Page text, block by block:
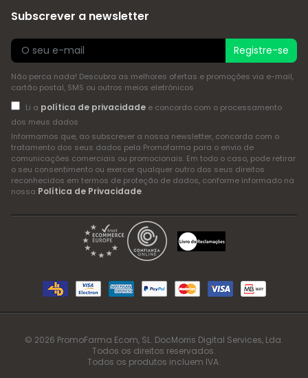
Subscrever a newsletter
Registre-se
Não perca nada! Descubra as melhores ofertas e promoções via e-mail,
cartão postal, SMS ou outros meios eletrónicos
Li a política de privacidadee concordo com o processamento
dos meus dados
Informamos que, ao subscrever a nossa newsletter, concorda com o
tratamento dos seus dados pela Promofarma para o envio de
comunicações comerciais ou promocionais. Em todo o caso, pode retirar
o seu consentimento ou exercer qualquer outro dos seus direitos
reconhecidos em termos de proteção de dados, conforme informado na
nossa Política de Privacidade.
© 2026 PromoFarma Ecom, SL. DocMorris Digital Services, Lda.
Todos os direitos reservados.
Todos os produtos incluem IVA.